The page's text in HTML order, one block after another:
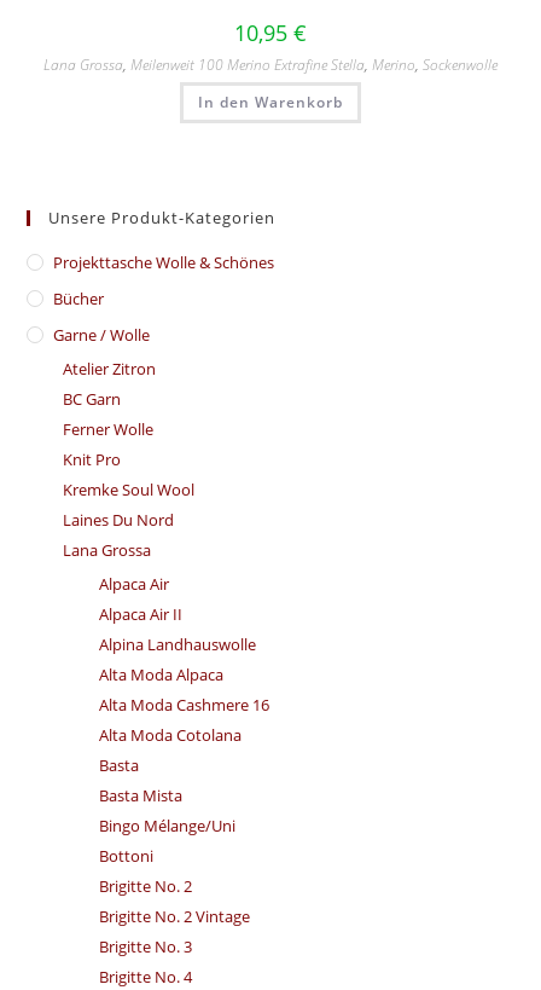
10,95 €
Lana Grossa, Meilenweit 100 Merino Extrafine Stella, Merino, Sockenwolle
In den Warenkorb
Unsere Produkt-Kategorien
​Projekttasche Wolle & Schönes
Bücher
Garne / Wolle
Atelier Zitron
BC Garn
Ferner Wolle
Knit Pro
Kremke Soul Wool
Laines Du Nord
Lana Grossa
Alpaca Air
Alpaca Air II
Alpina Landhauswolle
Alta Moda Alpaca
Alta Moda Cashmere 16
Alta Moda Cotolana
Basta
Basta Mista
Bingo Mélange/​Uni
Bottoni
Brigitte No. 2
Brigitte No. 2 Vintage
Brigitte No. 3
Brigitte No. 4